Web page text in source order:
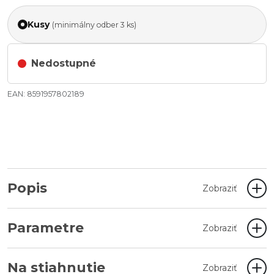
Kusy (minimálny odber 3 ks)
Nedostupné
EAN: 8591957802189
Popis Zobraziť
Parametre Zobraziť
Na stiahnutie Zobraziť